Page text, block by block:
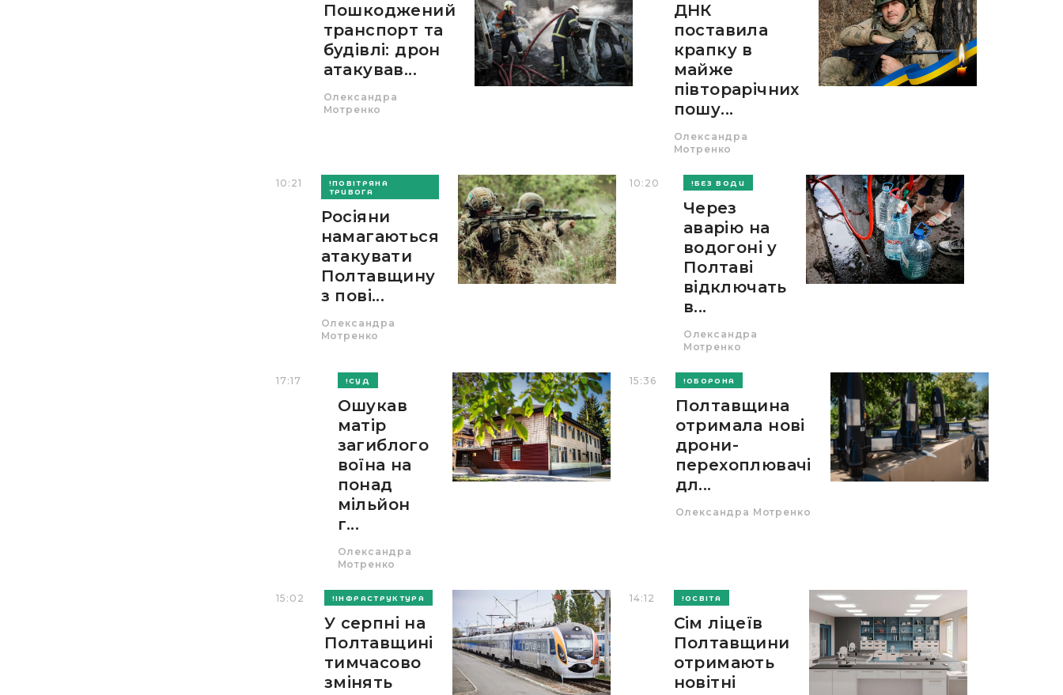
Пошкоджений
транспорт та
будівлі: дрон
атакував...
Олександра
Мотренко
ДНК
поставила
крапку в
майже
півторарічних
пошу...
Олександра
Мотренко
10:21
ПОВІТРЯНА
ТРИВОГА
Росіяни
намагаються
атакувати
Полтавщину
з пові...
Олександра
Мотренко
10:20 БЕЗ ВОДИ
Через
аварію на
водогоні у
Полтаві
відключать
в...
Олександра
Мотренко
17:17 СУД
Ошукав
матір
загиблого
воїна на
понад
мільйон
г...
Олександра
Мотренко
15:36 ОБОРОНА
Полтавщина
отримала нові
дрони-
перехоплювачі
дл...
Олександра Мотренко
15:02 ІНФРАСТРУКТУРА
У серпні на
Полтавщині
тимчасово
змінять
14:12 ОСВІТА
Сім ліцеїв
Полтавщини
отримають
новітні